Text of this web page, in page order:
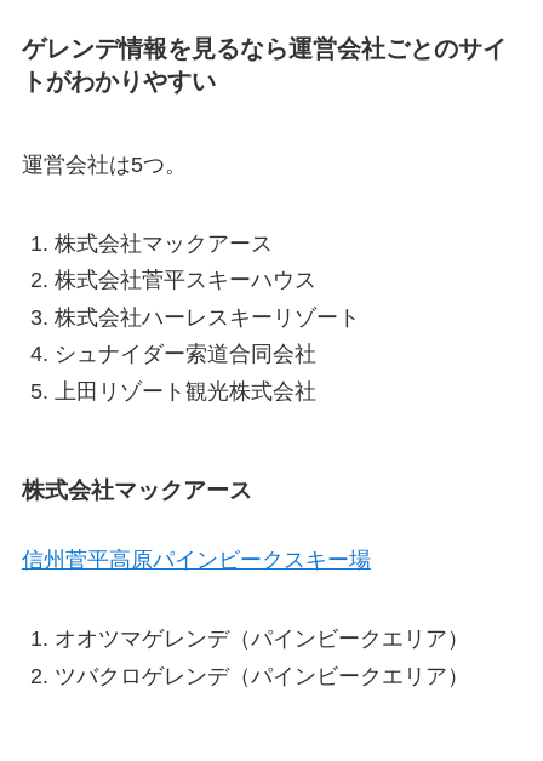
ゲレンデ情報を見るなら運営会社ごとのサイ
トがわかりやすい
運営会社は5つ。
株式会社マックアース
株式会社菅平スキーハウス
株式会社ハーレスキーリゾート
シュナイダー索道合同会社
上田リゾート観光株式会社
株式会社マックアース
信州菅平高原パインビークスキー場
オオツマゲレンデ（パインビークエリア）
ツバクロゲレンデ（パインビークエリア）